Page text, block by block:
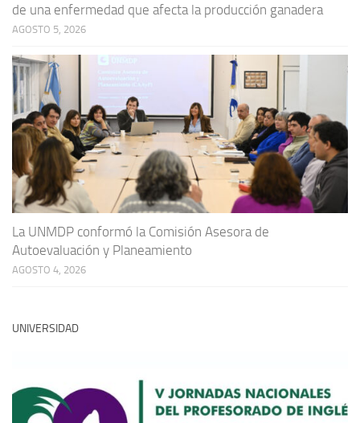
de una enfermedad que afecta la producción ganadera
AGOSTO 5, 2026
La UNMDP conformó la Comisión Asesora de
Autoevaluación y Planeamiento
AGOSTO 4, 2026
UNIVERSIDAD